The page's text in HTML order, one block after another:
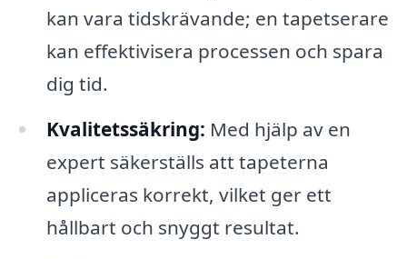
kan vara tidskrävande; en tapetserare
kan effektivisera processen och spara
dig tid.
Kvalitetssäkring: Med hjälp av en
expert säkerställs att tapeterna
appliceras korrekt, vilket ger ett
hållbart och snyggt resultat.